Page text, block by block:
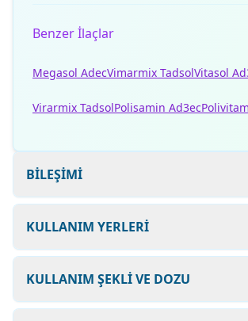
Benzer İlaçlar
Megasol AdecVimarmix TadsolVitasol
Virarmix TadsolPolisamin Ad3ec
BİLEŞİMİ
KULLANIM YERLERİ
KULLANIM ŞEKLİ VE DOZU